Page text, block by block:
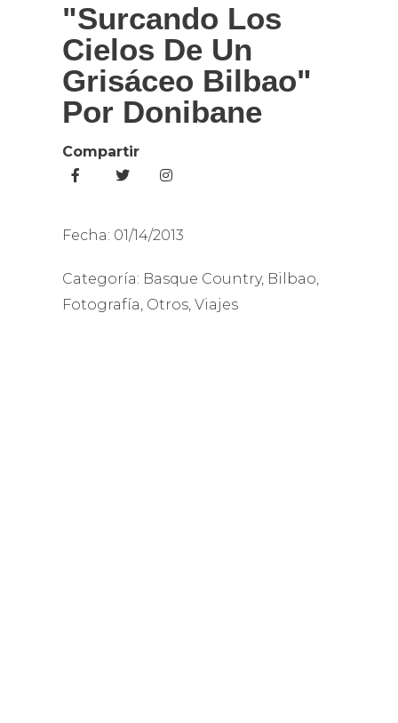
"Surcando Los
Cielos De Un
Grisáceo Bilbao"
Por Donibane
Compartir
Fecha: 01/14/2013
Categoría: Basque Country, Bilbao,
Fotografía, Otros, Viajes